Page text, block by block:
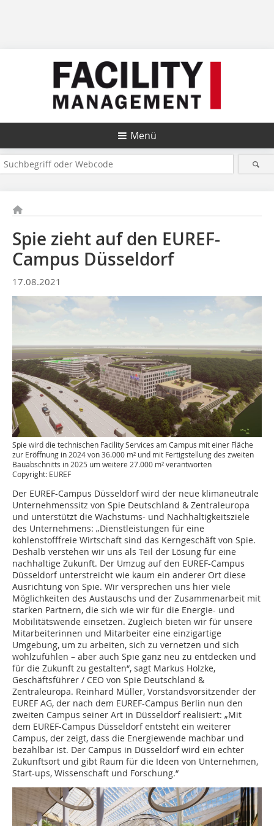
Menü
Spie zieht auf den EUREF-
Campus Düsseldorf
17.08.2021
Spie wird die technischen Facility Services am Campus mit einer Fläche
zur Eröffnung in 2024 von 36.000 m² und mit Fertigstellung des zweiten
Bauabschnitts in 2025 um weitere 27.000 m² verantworten
Copyright: EUREF
Der EUREF-Campus Düsseldorf wird der neue klimaneutrale
Unternehmenssitz von Spie Deutschland & Zentraleuropa
und unterstützt die Wachstums- und Nachhaltigkeitsziele
des Unternehmens: „Dienstleistungen für eine
kohlenstofffreie Wirtschaft sind das Kerngeschäft von Spie.
Deshalb verstehen wir uns als Teil der Lösung für eine
nachhaltige Zukunft. Der Umzug auf den EUREF-Campus
Düsseldorf unterstreicht wie kaum ein anderer Ort diese
Ausrichtung von Spie. Wir versprechen uns hier viele
Möglichkeiten des Austauschs und der Zusammenarbeit mit
starken Partnern, die sich wie wir für die Energie- und
Mobilitätswende einsetzen. Zugleich bieten wir für unsere
Mitarbeiterinnen und Mitarbeiter eine einzigartige
Umgebung, um zu arbeiten, sich zu vernetzen und sich
wohlzufühlen – aber auch Spie ganz neu zu entdecken und
für die Zukunft zu gestalten“, sagt Markus Holzke,
Geschäftsführer / CEO von Spie Deutschland &
Zentraleuropa. Reinhard Müller, Vorstandsvorsitzender der
EUREF AG, der nach dem EUREF-Campus Berlin nun den
zweiten Campus seiner Art in Düsseldorf realisiert: „Mit
dem EUREF-Campus Düsseldorf entsteht ein weiterer
Campus, der zeigt, dass die Energiewende machbar und
bezahlbar ist. Der Campus in Düsseldorf wird ein echter
Zukunftsort und gibt Raum für die Ideen von Unternehmen,
Start-ups, Wissenschaft und Forschung.“